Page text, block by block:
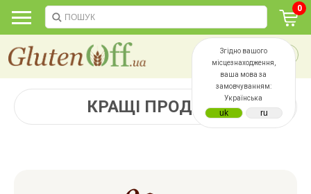
Згідно вашого
місцезнаходження,
ваша мова за
замовчуванням:
Українська
0
КРАЩІ ПРОДАЖІ